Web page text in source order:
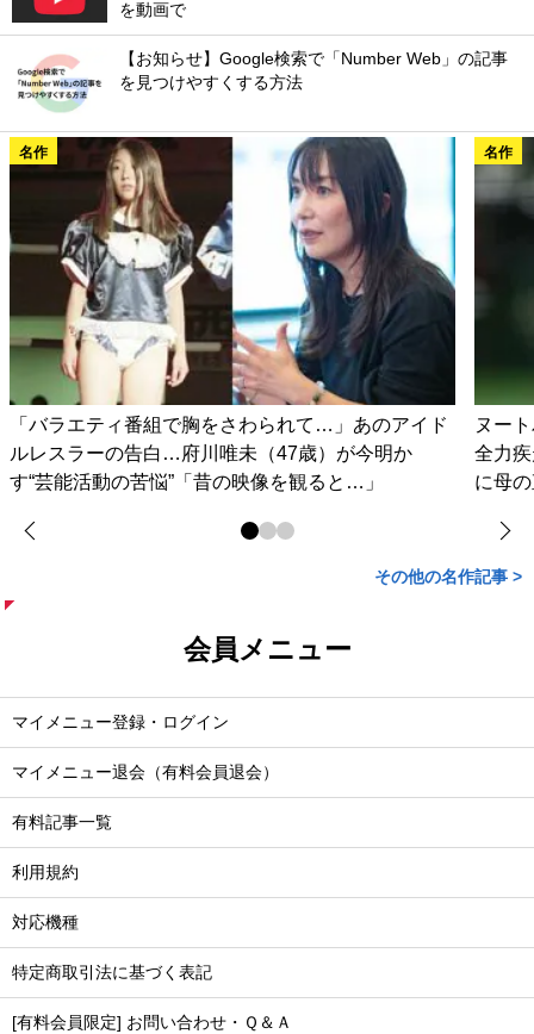
を動画で
【お知らせ】Google検索で「Number Web」の記事
を見つけやすくする方法
名作
「バラエティ番組で胸をさわられて…」あのアイド
ルレスラーの告白…府川唯未（47歳）が今明か
す“芸能活動の苦悩”「昔の映像を観ると…」
名作
ヌー
全力
に母
その他の名作記事 >
会員メニュー
マイメニュー登録・ログイン
マイメニュー退会（有料会員退会）
有料記事一覧
利用規約
対応機種
特定商取引法に基づく表記
[有料会員限定] お問い合わせ・Ｑ＆Ａ